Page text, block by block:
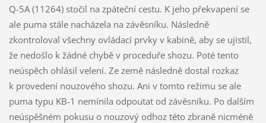
Q-5A (11264) stočil na zpáteční cestu. K jeho překvapení se
ale puma stále nacházela na závěsníku. Následně
zkontroloval všechny ovládací prvky v kabině, aby se ujistil,
že nedošlo k žádné chybě v proceduře shozu. Poté tento
neúspěch ohlásil velení. Ze země následně dostal rozkaz
k provedení nouzového shozu. Ani v tomto režimu se ale
puma typu KB-1 nemínila odpoutat od závěsníku. Po dalším
neúspěšném pokusu o nouzový odhoz této zbraně nicméně